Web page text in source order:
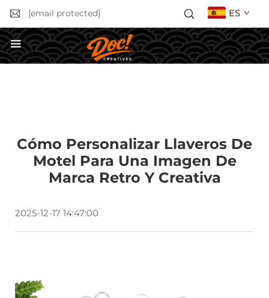
[email protected] ES
Cómo Personalizar Llaveros De
Motel Para Una Imagen De
Marca Retro Y Creativa
2025-12-17 14:47:00